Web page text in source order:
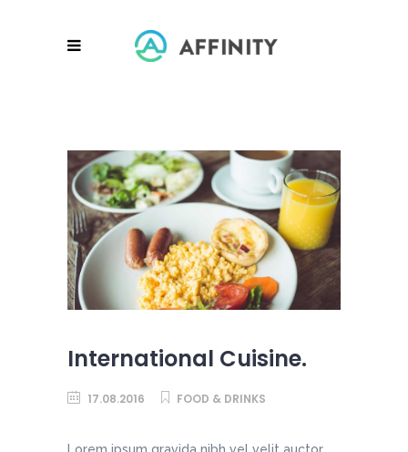
International Cuisine.
17.08.2016 FOOD & DRINKS